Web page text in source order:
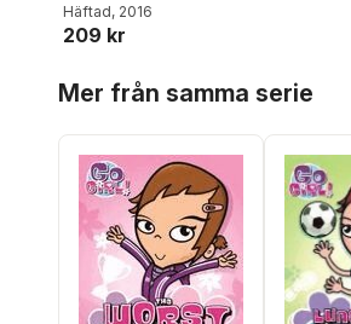
Häftad, 2016
209 kr
Mer från samma serie